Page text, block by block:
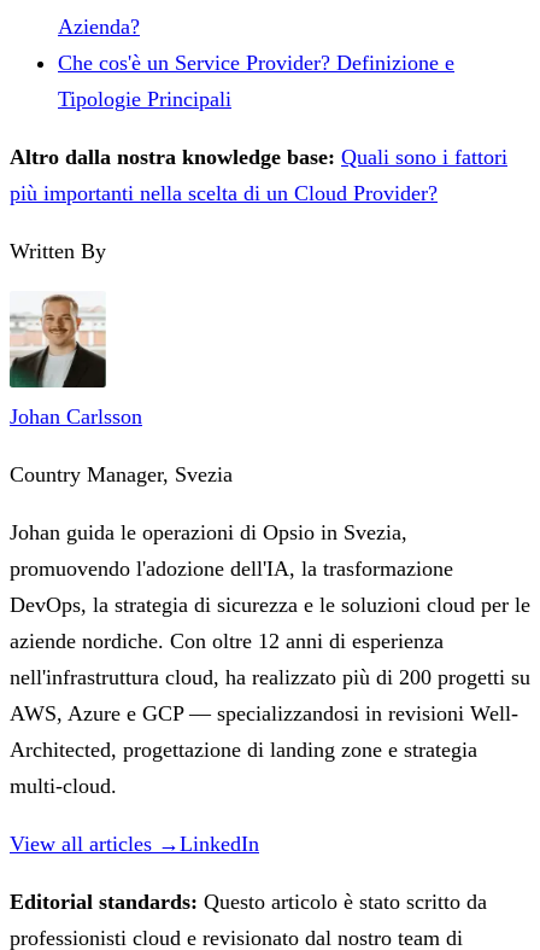
Azienda?
Che cos'è un Service Provider? Definizione e
Tipologie Principali
Altro dalla nostra knowledge base: Quali sono i fattori
più importanti nella scelta di un Cloud Provider?
Written By
Johan Carlsson
Country Manager, Svezia
Johan guida le operazioni di Opsio in Svezia,
promuovendo l'adozione dell'IA, la trasformazione
DevOps, la strategia di sicurezza e le soluzioni cloud per le
aziende nordiche. Con oltre 12 anni di esperienza
nell'infrastruttura cloud, ha realizzato più di 200 progetti su
AWS, Azure e GCP — specializzandosi in revisioni Well-
Architected, progettazione di landing zone e strategia
multi-cloud.
View all articles →LinkedIn
Editorial standards: Questo articolo è stato scritto da
professionisti cloud e revisionato dal nostro team di